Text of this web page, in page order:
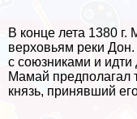
В конце лета 1380
верховьям реки Дон.
с союзниками и
Мамай предполагал
князь, принявший